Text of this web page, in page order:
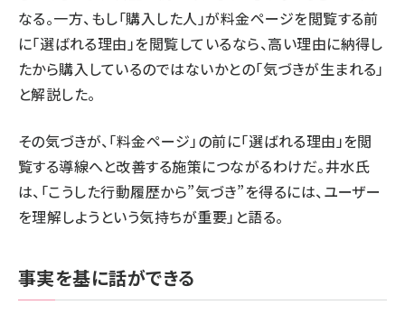
なる。一方、もし「購入した人」が料金ページを閲覧する前
に「選ばれる理由」を閲覧しているなら、高い理由に納得し
たから購入しているのではないかとの「気づきが生まれる」
と解説した。
その気づきが、「料金ページ」の前に「選ばれる理由」を閲
覧する導線へと改善する施策につながるわけだ。井水氏
は、「こうした行動履歴から”気づき”を得るには、ユーザー
を理解しようという気持ちが重要」と語る。
事実を基に話ができる